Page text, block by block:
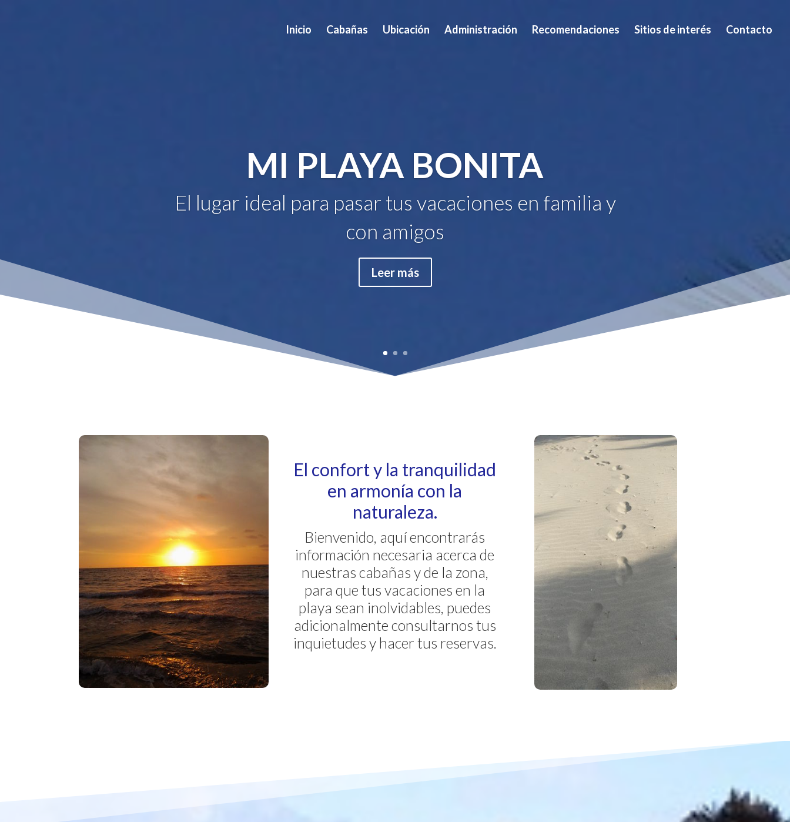
Inicio Cabañas Ubicación Administración Recomendaciones Sitios de interés Contacto
MI PLAYA BONITA
El lugar ideal para pasar tus vacaciones en familia y
con amigos
Leer más
El confort y la tranquilidad
en armonía con la
naturaleza.
Bienvenido, aquí encontrarás
información necesaria acerca de
nuestras cabañas y de la zona,
para que tus vacaciones en la
playa sean inolvidables, puedes
adicionalmente consultarnos tus
inquietudes y hacer tus reservas.